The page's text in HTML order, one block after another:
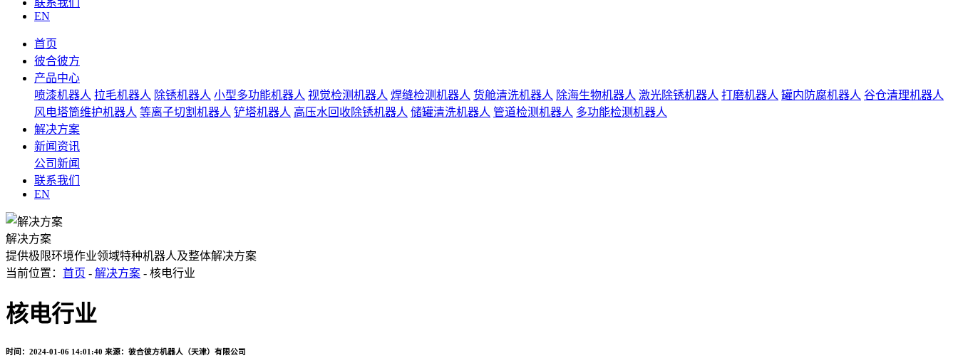
联系我们
EN
首页
彼合彼方
产品中心
喷漆机器人 拉毛机器人 除锈机器人 小型多功能机器人 视觉检测机器人 焊缝检测机器人 货舱清洗机器人 除海生物机器人 激光除锈机器人 打磨机器人 罐内防腐机器人 谷仓清理机器人
风电塔筒维护机器人 等离子切割机器人 铲塔机器人 高压水回收除锈机器人 储罐清洗机器人 管道检测机器人 多功能检测机器人
解决方案
新闻资讯
公司新闻
联系我们
EN
解决方案
提供极限环境作业领域特种机器人及整体解决方案
当前位置： 首页 - 解决方案 - 核电行业
核电行业
时间：2024-01-06 14:01:40 来源：彼合彼方机器人（天津）有限公司